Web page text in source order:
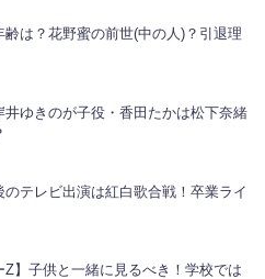
齢は？花野蜜の前世(中の人)？引退理
井ゆきのが子役・香田たかは松下奈緒
のテレビ出演は紅白歌合戦！卒業ライ
Z】子供と一緒に見るべき！学校では